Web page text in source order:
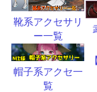
靴系アクセサリ
ー一覧
帽子系アクセ一
覧